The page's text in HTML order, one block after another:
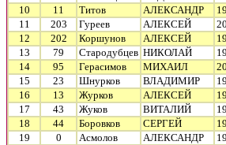
10
11 Титов АЛЕКСАНДР
11
203 Гуреев АЛЕКСЕЙ
12
202 Коршунов АЛЕКСЕЙ
13
79 Стародубцев НИКОЛАЙ
14
95 Герасимов МИХАИЛ
15
23 Шнурков ВЛАДИМИР
16
13 Журков АЛЕКСЕЙ
17
43 Жуков ВИТАЛИЙ
18
44 Боровков СЕРГЕЙ
19
0 Асмолов АЛЕКСАНДР